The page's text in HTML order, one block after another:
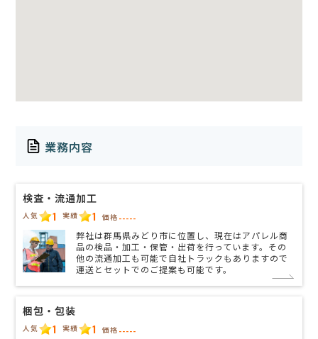
業務内容
検査・流通加工
人気 1 実績 1 価格 -----
弊社は群馬県みどり市に位置し、現在はアパレル商
品の検品・加工・保管・出荷を行っています。その
他の流通加工も可能で自社トラックもありますので
運送とセットでのご提案も可能です。
梱包・包装
人気 1 実績 1 価格 -----